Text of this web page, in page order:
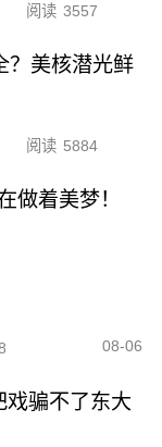
阅读 3557
？美核潜光鲜
阅读 5884
做着美梦！
08-06
骗不了东大